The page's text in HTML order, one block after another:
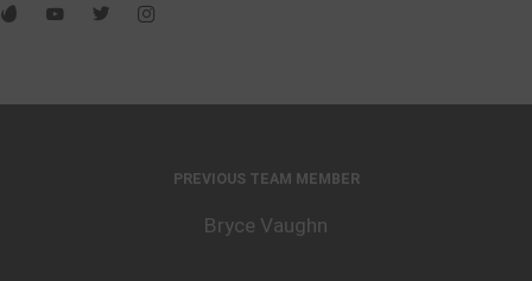
PREVIOUS TEAM MEMBER
Bryce Vaughn